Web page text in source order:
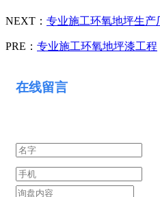
NEXT： 专业施工环氧地坪生产
PRE： 专业施工环氧地坪漆工程
在线留言